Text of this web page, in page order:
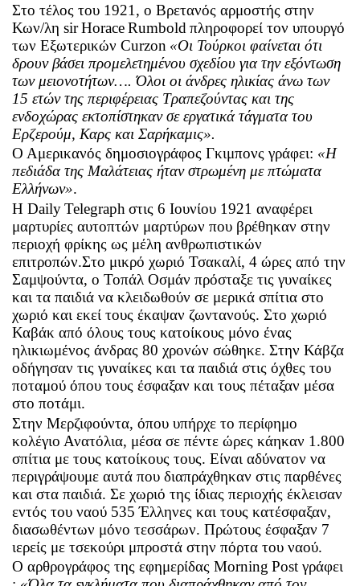
Στο τέλος του 1921, ο Βρετανός αρμοστής στην
Κων/λη sirHoraceRumbold πληροφορεί τον υπουργό
των Εξωτερικών Curzon «Οι Τούρκοι φαίνεται ότι
δρουν βάσει προμελετημένου σχεδίου για την εξόντωση
των μειονοτήτων…. Όλοι οι άνδρες ηλικίας άνω των
15 ετών της περιφέρειας Τραπεζούντας και της
ενδοχώρας εκτοπίστηκαν σε εργατικά τάγματα του
Ερζερούμ, Καρς και Σαρήκαμις».
Ο Αμερικανός δημοσιογράφος Γκιμπονς γράφει: «Η
πεδιάδα της Μαλάτειας ήταν στρωμένη με πτώματα
Ελλήνων».
Η DailyTelegraph στις 6 Ιουνίου 1921 αναφέρει
μαρτυρίες αυτοπτών μαρτύρων που βρέθηκαν στην
περιοχή φρίκης ως μέλη ανθρωπιστικών
επιτροπών.Στο μικρό χωριό Τσακαλί, 4 ώρες από την
Σαμψούντα, ο Τοπάλ Οσμάν πρόσταξε τις γυναίκες
και τα παιδιά να κλειδωθούν σε μερικά σπίτια στο
χωριό και εκεί τους έκαψαν ζωντανούς. Στο χωριό
Καβάκ από όλους τους κατοίκους μόνο ένας
ηλικιωμένος άνδρας 80 χρονών σώθηκε. Στην Κάβζα
οδήγησαν τις γυναίκες και τα παιδιά στις όχθες του
ποταμού όπου τους έσφαξαν και τους πέταξαν μέσα
στο ποτάμι.
Στην Μερζιφούντα, όπου υπήρχε το περίφημο
κολέγιο Ανατόλια, μέσα σε πέντε ώρες κάηκαν 1.800
σπίτια με τους κατοίκους τους. Είναι αδύνατον να
περιγράψουμε αυτά που διαπράχθηκαν στις παρθένες
και στα παιδιά. Σε χωριό της ίδιας περιοχής έκλεισαν
εντός του ναού 535 Έλληνες και τους κατέσφαξαν,
διασωθέντων μόνο τεσσάρων. Πρώτους έσφαξαν 7
ιερείς με τσεκούρι μπροστά στην πόρτα του ναού.
Ο αρθρογράφος της εφημερίδας Morning Post γράφει